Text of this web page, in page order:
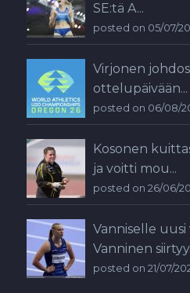
SE:tä A...
posted on 05/07/
Virjonen
ottelupäivään...
posted on 06/08/
Kosonen
ja voitti mou...
posted on 26/06/
Vanniselle
Vanninen
posted on 21/07/